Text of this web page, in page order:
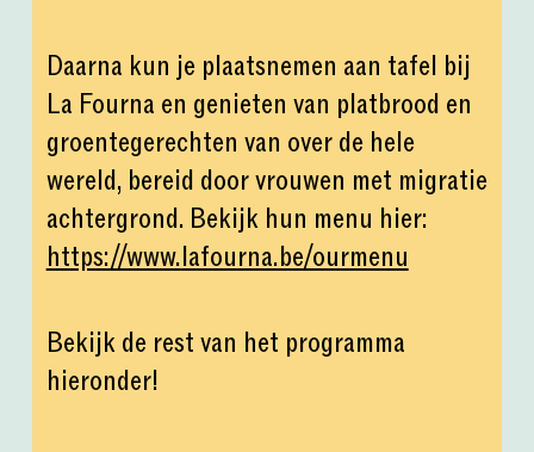
Daarna kun je plaatsnemen aan tafel bij
La Fourna en genieten van platbrood en
groentegerechten van over de hele
wereld, bereid door vrouwen met migratie
achtergrond. Bekijk hun menu hier:
https://www.lafourna.be/ourmenu
Bekijk de rest van het programma
hieronder!